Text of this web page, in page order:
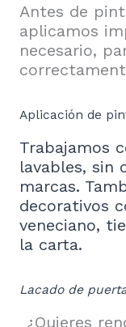
Antes de
aplicamos
necesario,
Aplicación de
Trabajamos
lavables, sin
marcas.
decorativos
veneciano,
la carta.
Lacado de
¿Quieres